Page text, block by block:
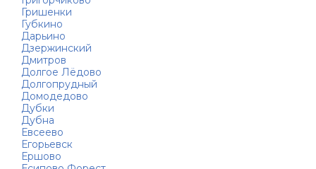
Гришенки
Губкино
Дарьино
Дзержинский
Дмитров
Долгое Лёдово
Долгопрудный
Домодедово
Дубки
Дубна
Евсеево
Егорьевск
Ершово